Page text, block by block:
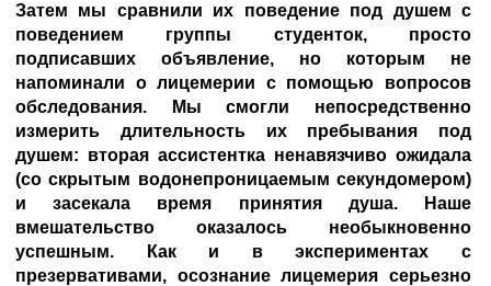
Затем мы сравнили их поведение под душем с
поведением группы студенток, просто
подписавших объявление, но которым не
напоминали о лицемерии с помощью вопросов
обследования. Мы смогли непосредственно
измерить длительность их пребывания под
душем: вторая ассистентка ненавязчиво ожидала
(со скрытым водонепроницаемым секундомером)
и засекала время принятия душа. Наше
вмешательство оказалось необыкновенно
успешным. Как и в экспериментах с
презервативами, осознание лицемерия серьезно